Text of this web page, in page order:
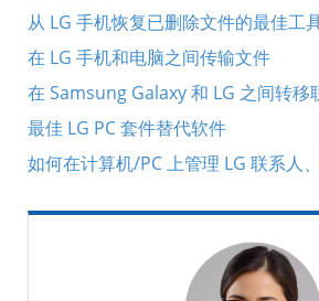
从 LG 手机恢复已删除文件的最佳工
在 LG 手机和电脑之间传输文件
在 Samsung Galaxy 和 LG 之间转移
最佳 LG PC 套件替代软件
如何在计算机/PC 上管理 LG 联系人